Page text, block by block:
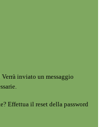
Verrà inviato un messaggio
Effettua il reset della password